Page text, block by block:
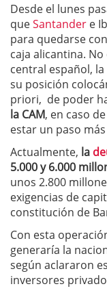
Desde el lunes
queSantander e
para quedarse
caja alicantina.
central español,
su posición
priori, de poder
la CAM, en caso
estar un paso
Actualmente, la
5.000 y 6.000
unos 2.800
exigencias de
constitución de
Con esta
generaría la
según aclararon
inversores